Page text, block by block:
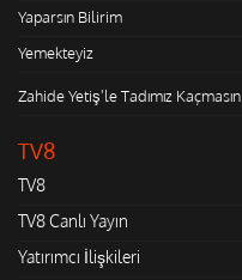
Yaparsın Bilirim
Yemekteyiz
Zahide Yetiş'le Tadımız Kaçmasın
TV8
TV8
TV8 Canlı Yayın
Yatırımcı İlişkileri